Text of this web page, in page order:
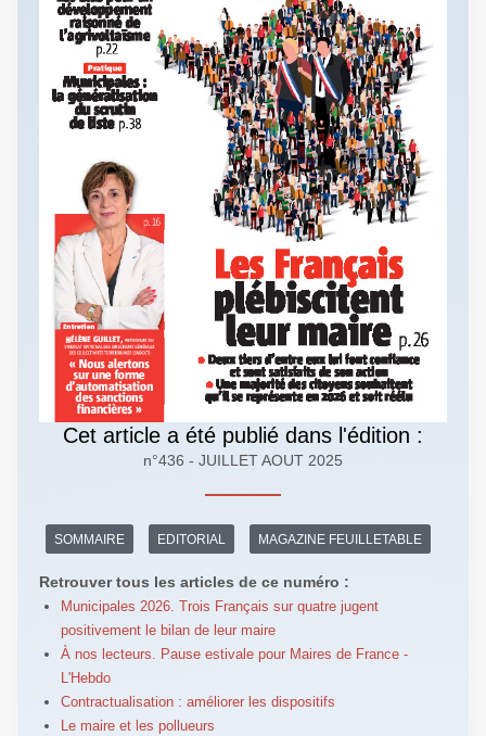
Cet article a été publié dans l'édition :
n°436 - JUILLET AOUT 2025
SOMMAIRE EDITORIAL MAGAZINE FEUILLETABLE
Retrouver tous les articles de ce numéro :
Municipales 2026. Trois Français sur quatre jugent
positivement le bilan de leur maire
À nos lecteurs. Pause estivale pour Maires de France -
L'Hebdo
Contractualisation : améliorer les dispositifs
Le maire et les pollueurs